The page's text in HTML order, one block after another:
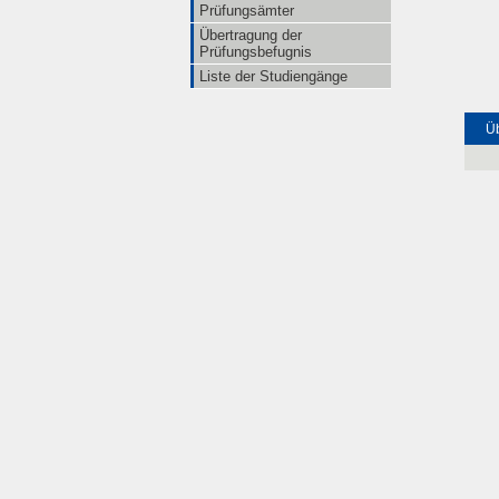
Prüfungsämter
Übertragung der
Prüfungsbefugnis
Liste der Studiengänge